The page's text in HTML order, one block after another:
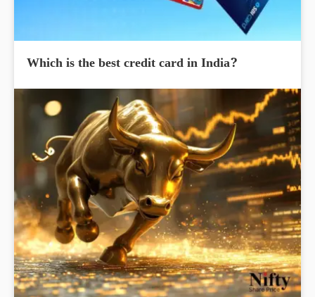
Which is the best credit card in India?